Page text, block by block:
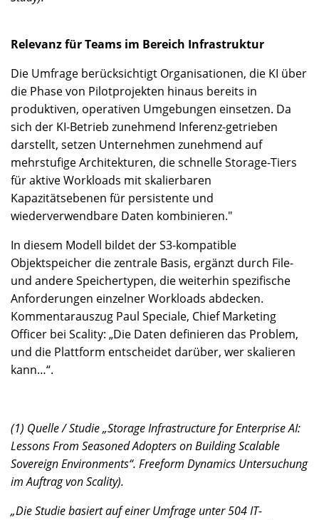
Relevanz für Teams im Bereich Infrastruktur
Die Umfrage berücksichtigt Organisationen, die KI über
die Phase von Pilotprojekten hinaus bereits in
produktiven, operativen Umgebungen einsetzen. Da
sich der KI-Betrieb zunehmend Inferenz-getrieben
darstellt, setzen Unternehmen zunehmend auf
mehrstufige Architekturen, die schnelle Storage-Tiers
für aktive Workloads mit skalierbaren
Kapazitätsebenen für persistente und
wiederverwendbare Daten kombinieren."
In diesem Modell bildet der S3-kompatible
Objektspeicher die zentrale Basis, ergänzt durch File-
und andere Speichertypen, die weiterhin spezifische
Anforderungen einzelner Workloads abdecken.
Kommentarauszug Paul Speciale, Chief Marketing
Officer bei Scality: „Die Daten definieren das Problem,
und die Plattform entscheidet darüber, wer skalieren
kann…“.
(1) Quelle / Studie „Storage Infrastructure for Enterprise AI:
Lessons From Seasoned Adopters on Building Scalable
Sovereign Environments“. Freeform Dynamics Untersuchung
im Auftrag von Scality).
„Die Studie basiert auf einer Umfrage unter 504 IT-